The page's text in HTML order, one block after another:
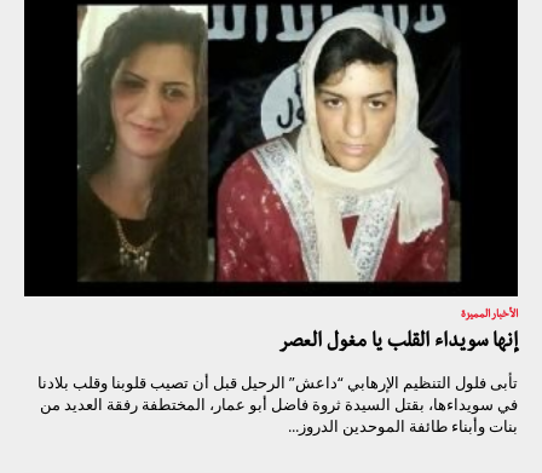
الأخبار المميزة
إنها سويداء القلب يا مغول العصر
تأبى فلول التنظيم الإرهابي “داعش” الرحيل قبل أن تصيب قلوبنا وقلب بلادنا
في سويداءها، بقتل السيدة ثروة فاضل أبو عمار، المختطفة رفقة العديد من
بنات وأبناء طائفة الموحدين الدروز...